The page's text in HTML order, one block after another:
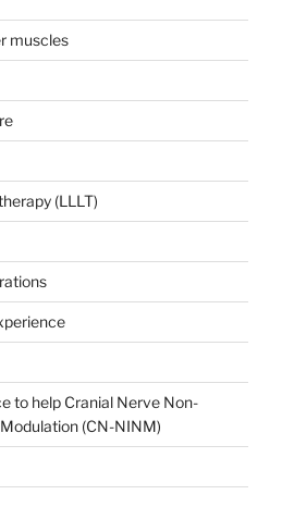
muscles
(LLLT)
to help Cranial Nerve Non-
(CN-NINM)